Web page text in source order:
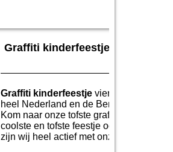
Graffiti kinderfeestje
Graffiti kinderfeestje vieren? Wij
heel Nederland en de Benelux!
Kom naar onze tofste graffiti locaties
coolste en tofste feestje ooit met al je
zijn wij heel actief met onze tofste